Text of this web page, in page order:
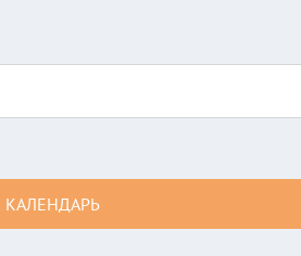
КАЛЕНДАРЬ